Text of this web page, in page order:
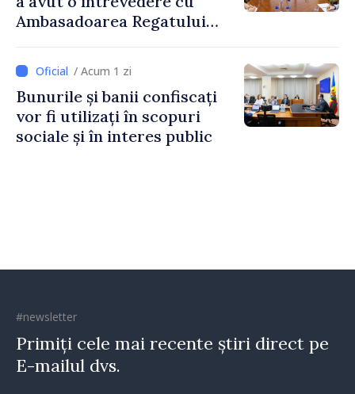
Ambasadoarea Regatului
Irlandei de Nord, Fern
Horine / Acum 1 zi
Bunurile și banii confiscați
vor fi utilizați în scopuri
sociale și în interes public
#newsletter
Primiți cele mai recente știri direct pe
E-mailul dvs.